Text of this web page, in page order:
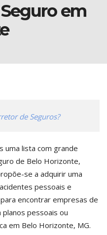
em
de Seguros?
uma lista com grande
de Belo Horizonte,
se a adquirir uma
pessoais e
encontrar empresas de
pessoais ou
em Belo Horizonte, MG.